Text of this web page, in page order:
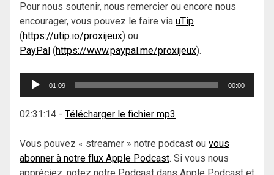
Pour nous soutenir, nous remercier ou encore nous
encourager, vous pouvez le faire via uTip
(https://utip.io/proxijeux) ou
PayPal (https://www.paypal.me/proxijeux).
Lecteur
01:09 00:00
02:31:14 - Télécharger le fichier mp3
Vous pouvez « streamer » notre podcast ou vous
abonner à notre flux Apple Podcast. Si vous nous